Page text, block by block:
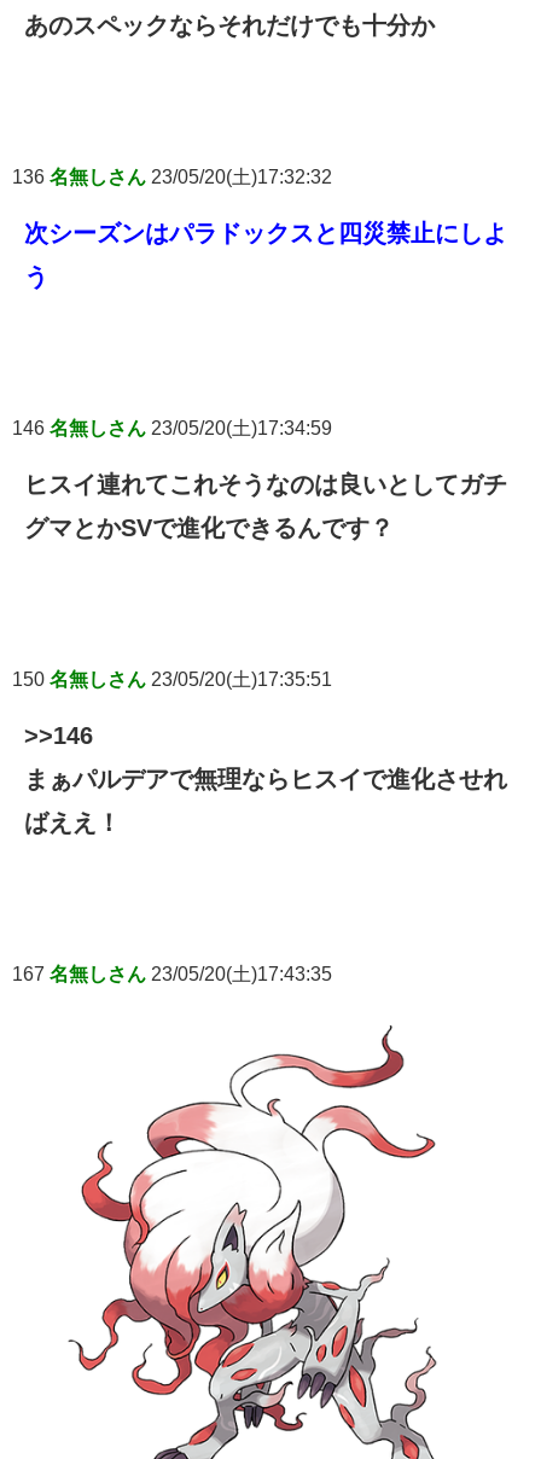
あのスペックならそれだけでも十分か
136 名無しさん 23/05/20(土)17:32:32
次シーズンはパラドックスと四災禁止にしよ
う
146 名無しさん 23/05/20(土)17:34:59
ヒスイ連れてこれそうなのは良いとしてガチ
グマとかSVで進化できるんです？
150 名無しさん 23/05/20(土)17:35:51
>>146
まぁパルデアで無理ならヒスイで進化させれ
ばええ！
167 名無しさん 23/05/20(土)17:43:35